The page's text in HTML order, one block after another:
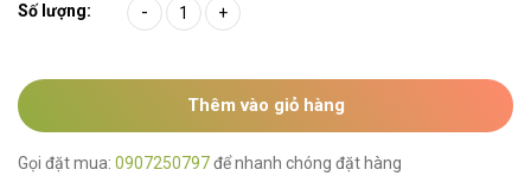
Số lượng: - +
Thêm vào giỏ hàng
Gọi đặt mua: 0907250797để nhanh chóng đặt hàng